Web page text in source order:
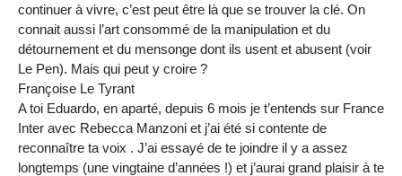
continuer à vivre, c’est peut être là que se trouver la clé. On
connait aussi l’art consommé de la manipulation et du
détournement et du mensonge dont ils usent et abusent (voir
Le Pen). Mais qui peut y croire ?
Françoise Le Tyrant
A toi Eduardo, en aparté, depuis 6 mois je t’entends sur France
Inter avec Rebecca Manzoni et j’ai été si contente de
reconnaître ta voix . J’ai essayé de te joindre il y a assez
longtemps (une vingtaine d’années !) et j’aurai grand plaisir à te